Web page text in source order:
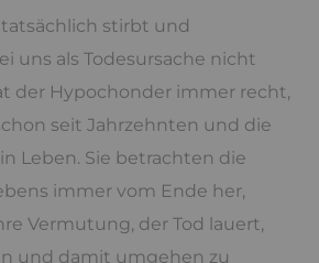
stirbt und
uns als Todesursache nicht
der Hypochonder immer recht,
seit Jahrzehnten und die
Leben. Sie betrachten die
immer vom Ende her,
Vermutung, der Tod lauert,
und damit umgehen zu